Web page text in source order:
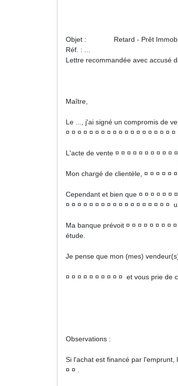
Objet : Retard - Prêt
Réf. : ...
Lettre recommandée avec accusé
Maître,
Le ..., j'ai signé un compromis de
¤ ¤ ¤ ¤ ¤ ¤ ¤ ¤ ¤ ¤ ¤ ¤ ¤ ¤ ¤ ¤ ¤ ¤ ¤
L'acte de vente ¤ ¤ ¤ ¤ ¤ ¤ ¤ ¤ ¤ ¤
Mon chargé de clientèle, ¤ ¤ ¤ ¤ ¤
Cependant et bien que ¤ ¤ ¤ ¤ ¤ ¤
¤ ¤ ¤ ¤ ¤ ¤ ¤ ¤ ¤ ¤ ¤ ¤ ¤ ¤ ¤ ¤ ¤ ¤
Ma banque prévoit ¤ ¤ ¤ ¤ ¤ ¤ ¤ ¤
étude.
Je pense que mon (mes)
¤ ¤ ¤ ¤ ¤ ¤ ¤ ¤ ¤ ¤ et vous prie de
Observations :
Si l'achat est financé par
¤ ¤ .